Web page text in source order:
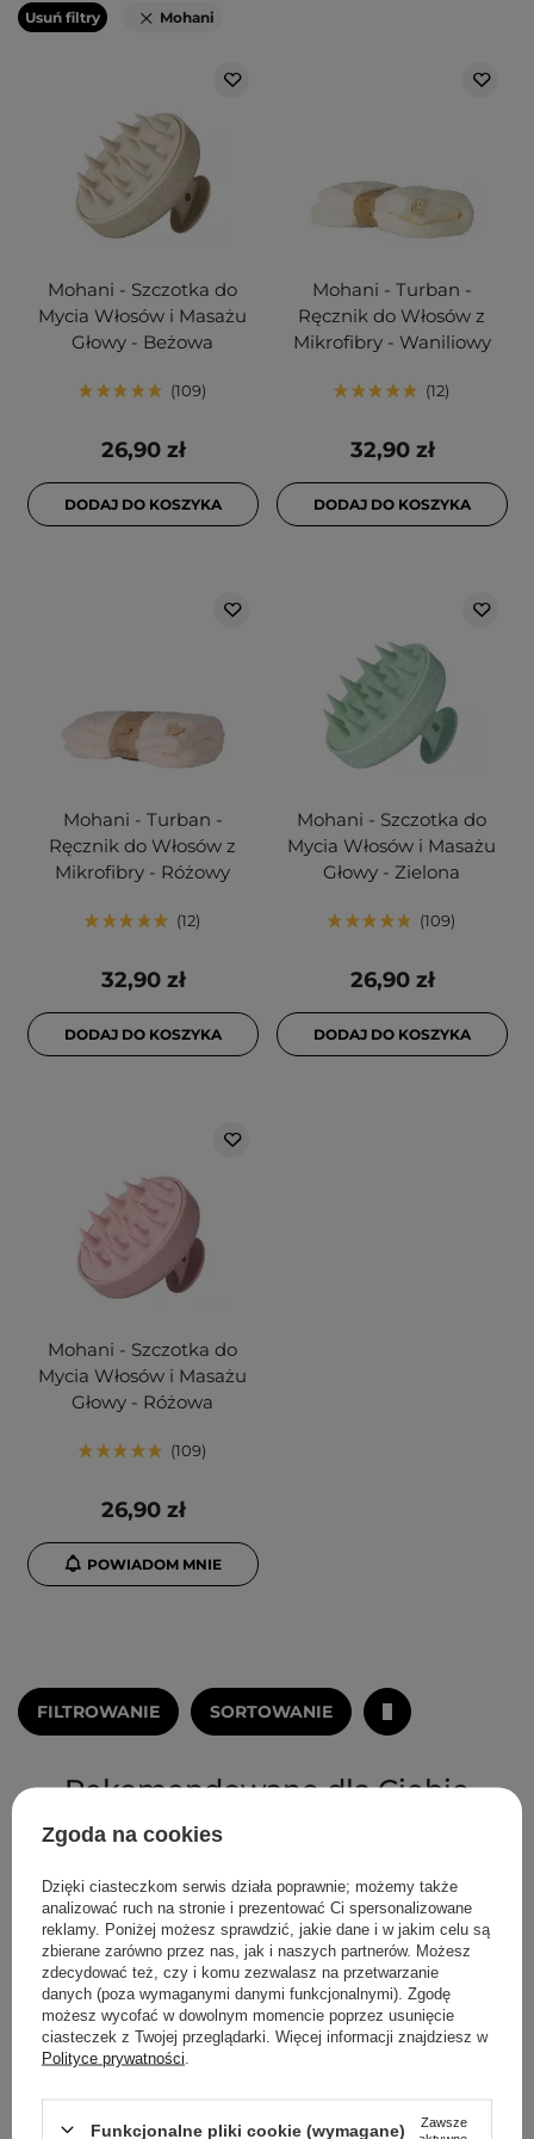
Usuń filtry Mohani
Mohani - Szczotka do
Mycia Włosów i Masażu
Głowy - Beżowa
109
26,90 zł
DODAJ DO KOSZYKA
Mohani - Turban -
Ręcznik do Włosów z
Mikrofibry - Waniliowy
12
32,90 zł
DODAJ DO KOSZYKA
Mohani - Turban -
Ręcznik do Włosów z
Mikrofibry - Różowy
12
32,90 zł
DODAJ DO KOSZYKA
Mohani - Szczotka do
Mycia Włosów i Masażu
Głowy - Zielona
109
26,90 zł
DODAJ DO KOSZYKA
Mohani - Szczotka do
Mycia Włosów i Masażu
Głowy - Różowa
109
26,90 zł
POWIADOM MNIE
FILTROWANIE SORTOWANIE
Rekomendowane dla Ciebie
Zgoda na cookies
Dzięki ciasteczkom serwis działa poprawnie; możemy także
analizować ruch na stronie i prezentować Ci spersonalizowane
reklamy. Poniżej możesz sprawdzić, jakie dane i w jakim celu są
zbierane zarówno przez nas, jak i naszych partnerów. Możesz
zdecydować też, czy i komu zezwalasz na przetwarzanie
danych (poza wymaganymi danymi funkcjonalnymi). Zgodę
możesz wycofać w dowolnym momencie poprzez usunięcie
ciasteczek z Twojej przeglądarki. Więcej informacji znajdziesz w
Polityce prywatności
Funkcjonalne pliki cookie (wymagane)
Zawsze